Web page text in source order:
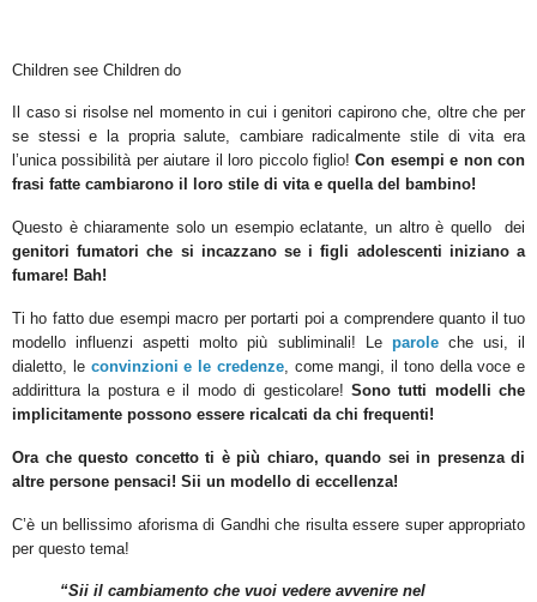
Children see Children do
Il caso si risolse nel momento in cui i genitori capirono che, oltre che per
se stessi e la propria salute, cambiare radicalmente stile di vita era
l’unica possibilità per aiutare il loro piccolo figlio!Con esempi e non con
frasi fatte cambiarono il loro stile di vita e quella del bambino!
Questo è chiaramente solo un esempio eclatante, un altro è quello dei
genitori fumatori che si incazzano se i figli adolescenti iniziano a
fumare! Bah!
Ti ho fatto due esempi macro per portarti poi a comprendere quanto il tuo
modello influenzi aspetti molto più subliminali! Le paroleche usi, il
dialetto, le convinzioni e le credenze, come mangi, il tono della voce e
addirittura la postura e il modo di gesticolare! Sono tutti modelli che
implicitamente possono essere ricalcati da chi frequenti!
Ora che questo concetto ti è più chiaro, quando sei in presenza di
altre persone pensaci! Sii un modello di eccellenza!
C’è un bellissimo aforisma di Gandhi che risulta essere super appropriato
per questo tema!
“Sii il cambiamento che vuoi vedere avvenire nel